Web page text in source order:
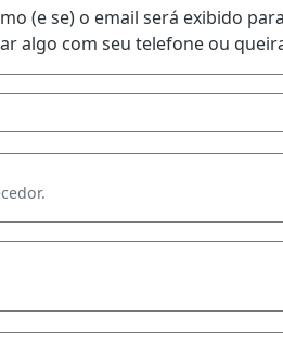
(e se) o email será exibido
algo com seu telefone ou